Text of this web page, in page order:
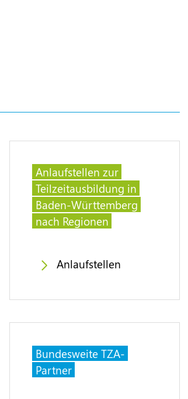
Anlaufstellen zur
Teilzeitausbildung in
Baden-Württemberg
nach Regionen
Anlaufstellen
Bundesweite TZA-
Partner